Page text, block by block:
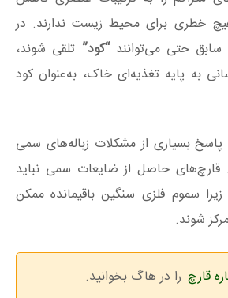
خطری برای محیط‌ زیست ندارند. در
سابق حتی می‌توانند“کود” تلقی شوند،
به پایه تغذیه‌ای خاک، به‌عنوان کود
بسیاری از مشکلات زباله‌های سمی
قارچ‌های حاصل از ضایعات سمی نباید
زیرا سموم فلزی سنگین باقیمانده ممکن
شوند.
قارچ را در هاگ بخوانید.